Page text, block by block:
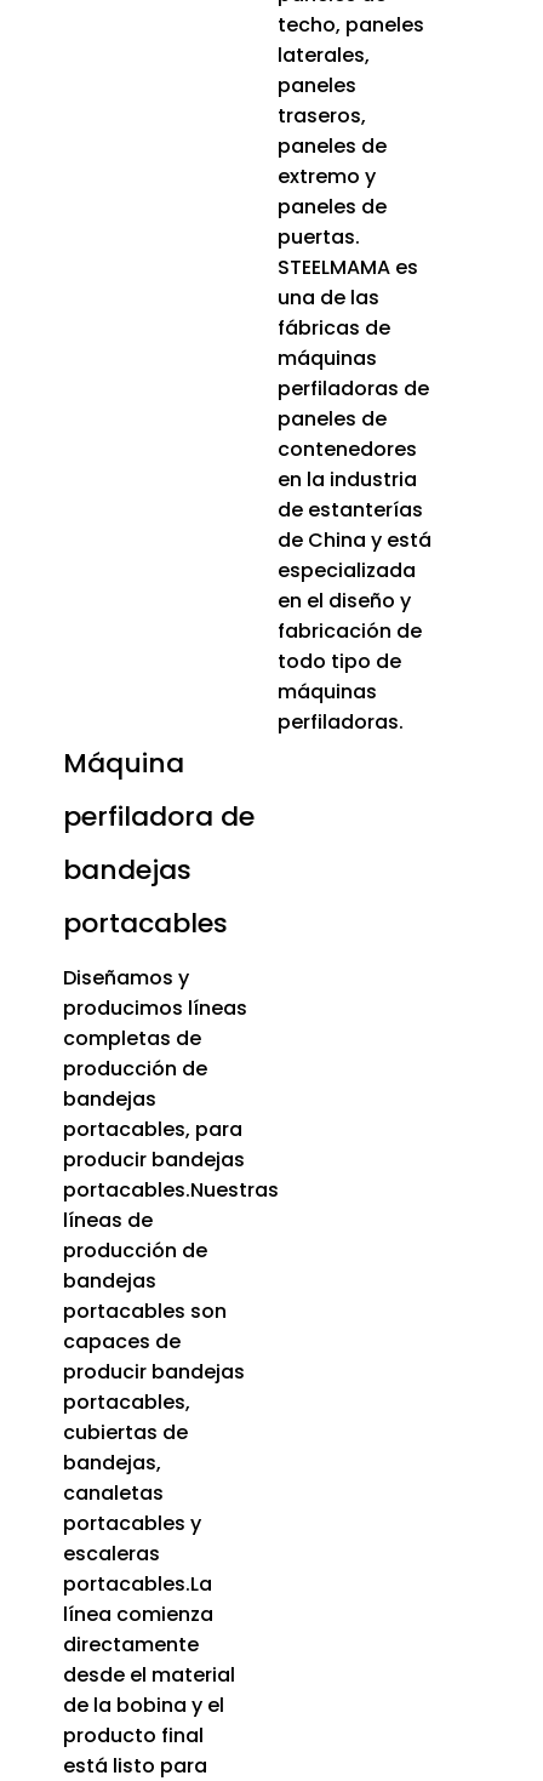
techo, paneles
laterales,
paneles
traseros,
paneles de
extremo y
paneles de
puertas.
STEELMAMA es
una de las
fábricas de
máquinas
perfiladoras de
paneles de
contenedores
en la industria
de estanterías
de China y está
especializada
en el diseño y
fabricación de
todo tipo de
máquinas
perfiladoras.
Máquina
perfiladora de
bandejas
portacables
Diseñamos y
producimos líneas
completas de
producción de
bandejas
portacables, para
producir bandejas
portacables.Nuestras
líneas de
producción de
bandejas
portacables son
capaces de
producir bandejas
portacables,
cubiertas de
bandejas,
canaletas
portacables y
escaleras
portacables.La
línea comienza
directamente
desde el material
de la bobina y el
producto final
está listo para